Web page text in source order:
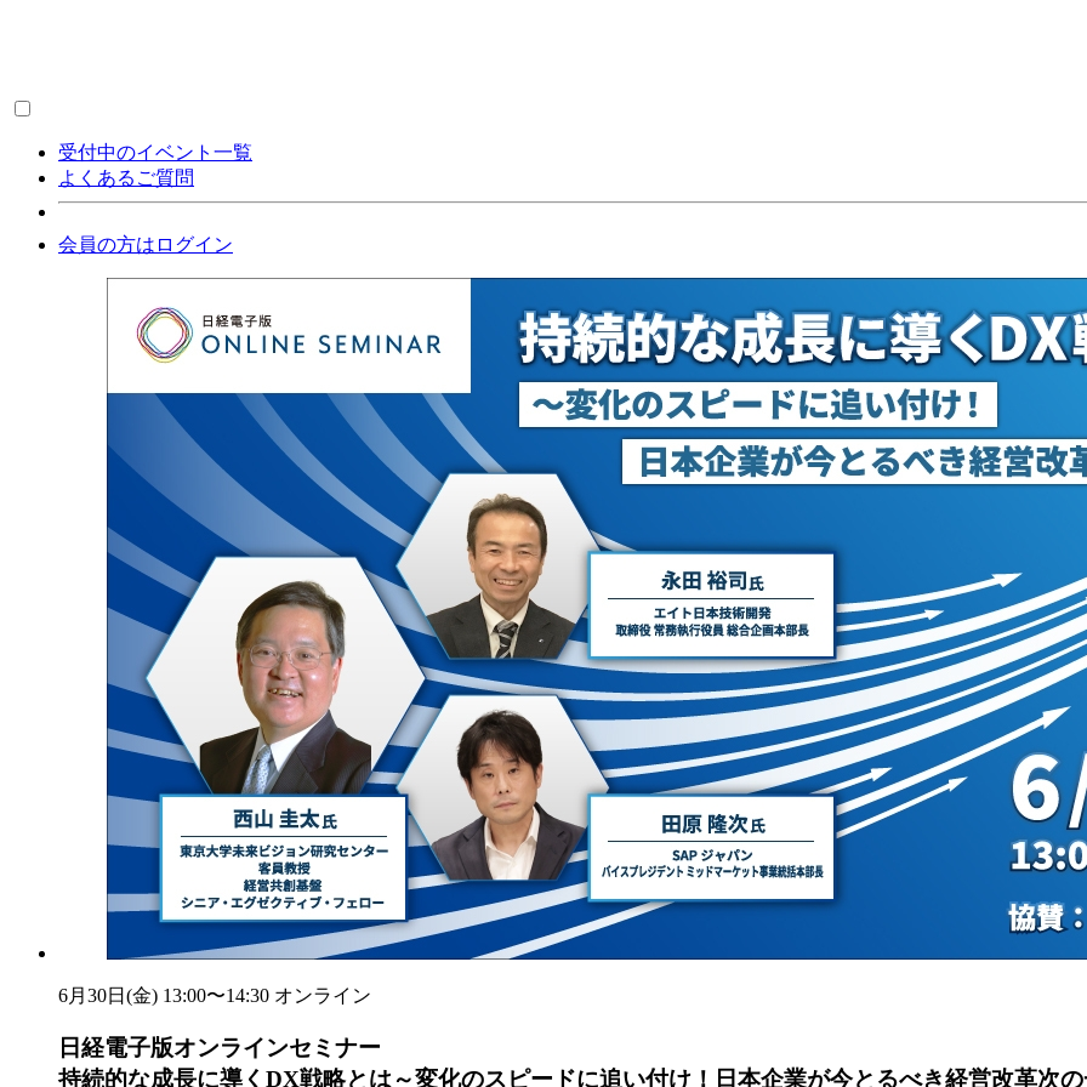
受付中のイベント一覧
よくあるご質問
会員の方はログイン
6月30日(金) 13:00〜14:30 オンライン
日経電子版オンラインセミナー
持続的な成長に導くDX戦略とは～変化のスピードに追い付け！日本企業が今とるべき経営改革次